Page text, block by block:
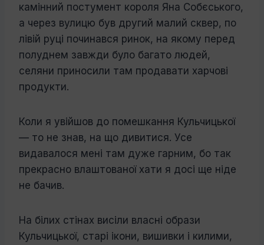
камінний постумент короля Яна Собєського,
а через вулицю був другий малий сквер, по
лівій руці починався ри­нок, на якому перед
полуднем завжди було багато людей,
селяни приносили там продавати харчові
продукти.
Коли я увійшов до помешкання Куль­чицької
— то не знав, на що дивитися. Усе
видавалося мені там дуже гарним, бо так
прекрасно влаштованої хати я досі ще ніде
не бачив.
На білих стінах висіли власні образи
Кульчицької, старі ікони, вишивки і кили­ми,